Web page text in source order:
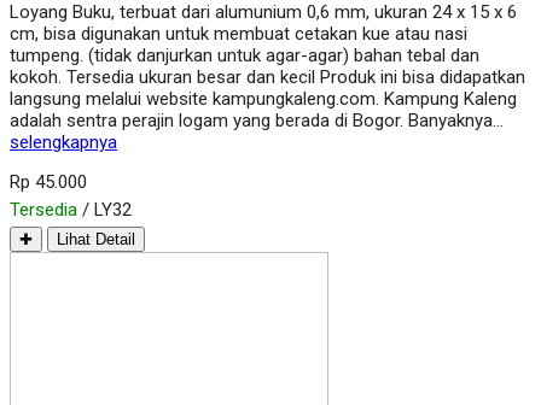
Loyang Buku, terbuat dari alumunium 0,6 mm, ukuran 24 x 15 x 6
cm, bisa digunakan untuk membuat cetakan kue atau nasi
tumpeng. (tidak danjurkan untuk agar-agar) bahan tebal dan
kokoh. Tersedia ukuran besar dan kecil Produk ini bisa didapatkan
langsung melalui website kampungkaleng.com. Kampung Kaleng
adalah sentra perajin logam yang berada di Bogor. Banyaknya…
selengkapnya
Rp 45.000
Tersedia / LY32
✚ Lihat Detail